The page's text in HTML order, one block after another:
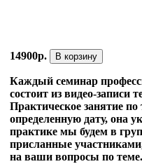
14900р. В корзину
Каждый семинар
состоит из видео-записи
Практическое занятие
определенную дату, она
практике мы будем в
присланные
на ваши вопросы по теме.